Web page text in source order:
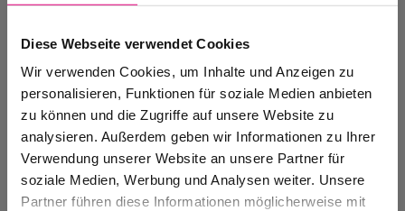
Diese Webseite verwendet Cookies
Wir verwenden Cookies, um Inhalte und Anzeigen zu
personalisieren, Funktionen für soziale Medien anbieten
zu können und die Zugriffe auf unsere Website zu
analysieren. Außerdem geben wir Informationen zu Ihrer
Verwendung unserer Website an unsere Partner für
soziale Medien, Werbung und Analysen weiter. Unsere
Partner führen diese Informationen möglicherweise mit
Events Archive